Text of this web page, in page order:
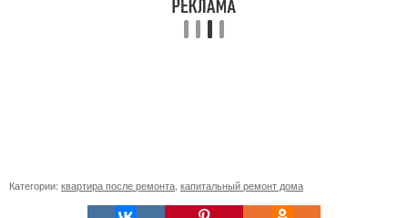
Категории: квартира после ремонта капитальный ремонт дома